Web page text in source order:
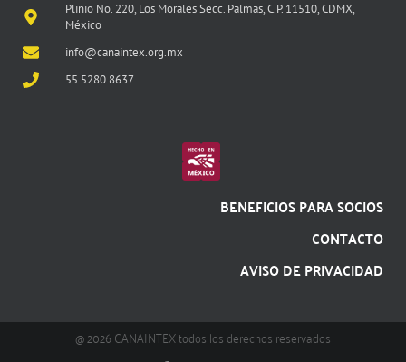
Plinio No. 220, Los Morales Secc. Palmas, C.P. 11510, CDMX,
México
info@canaintex.org.mx
55 5280 8637
BENEFICIOS PARA SOCIOS
CONTACTO
AVISO DE PRIVACIDAD
@ 2026 CANAINTEX todos los derechos reservados